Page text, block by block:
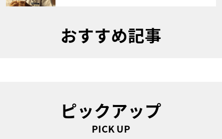
おすすめ記事
ピックアップ
PICK UP